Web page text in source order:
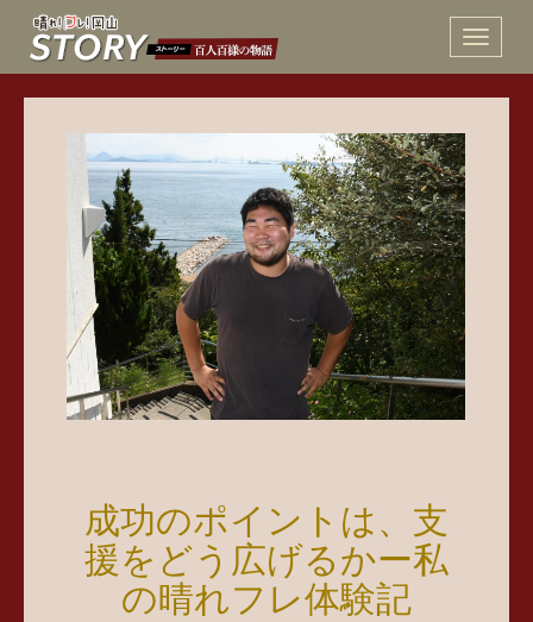
Toggle
成功のポイントは、支
援をどう広げるかー私
の晴れフレ体験記